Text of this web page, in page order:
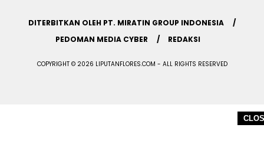
DITERBITKAN OLEH PT. MIRATIN GROUP INDONESIA
PEDOMAN MEDIA CYBER
REDAKSI
COPYRIGHT © 2026 LIPUTANFLORES.COM - ALL RIGHTS RESERVED